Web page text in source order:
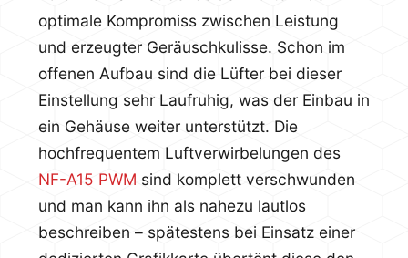
optimale Kompromiss zwischen Leistung
und erzeugter Geräuschkulisse. Schon im
offenen Aufbau sind die Lüfter bei dieser
Einstellung sehr Laufruhig, was der Einbau in
ein Gehäuse weiter unterstützt. Die
hochfrequentem Luftverwirbelungen des
NF-A15 PWM sind komplett verschwunden
und man kann ihn als nahezu lautlos
beschreiben – spätestens bei Einsatz einer